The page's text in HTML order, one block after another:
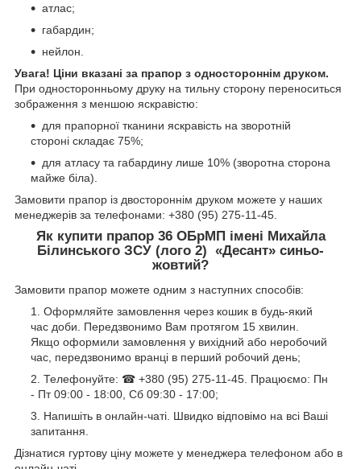
атлас;
габардин;
нейлон.
Увага! Ціни вказані за прапор з одностороннім друком.
При односторонньому друку на тильну сторону переноситься
зображення з меншою яскравістю:
для прапорної тканини яскравість на зворотній
стороні складає 75%;
для атласу та габардину лише 10% (зворотна сторона
майже біла).
Замовити прапор із двостороннім друком можете у наших
менеджерів за телефонами: +380 (95) 275-11-45.
Як купити прапор 36 ОБрМП імені Михайла
Білинського ЗСУ (лого 2) «Десант» синьо-
жовтий?
Замовити прапор можете одним з наступних способів:
Оформляйте замовлення через кошик в будь-який
час доби. Передзвонимо Вам протягом 15 хвилин.
Якщо оформили замовлення у вихідний або неробочий
час, передзвонимо вранці в перший робочий день;
Телефонуйте: ☎ +380 (95) 275-11-45. Працюємо: Пн
- Пт 09:00 - 18:00, Сб 09:30 - 17:00;
Напишіть в онлайн-чаті. Швидко відповімо на всі Ваші
запитання.
Дізнатися гуртову ціну можете у менеджера телефоном або в